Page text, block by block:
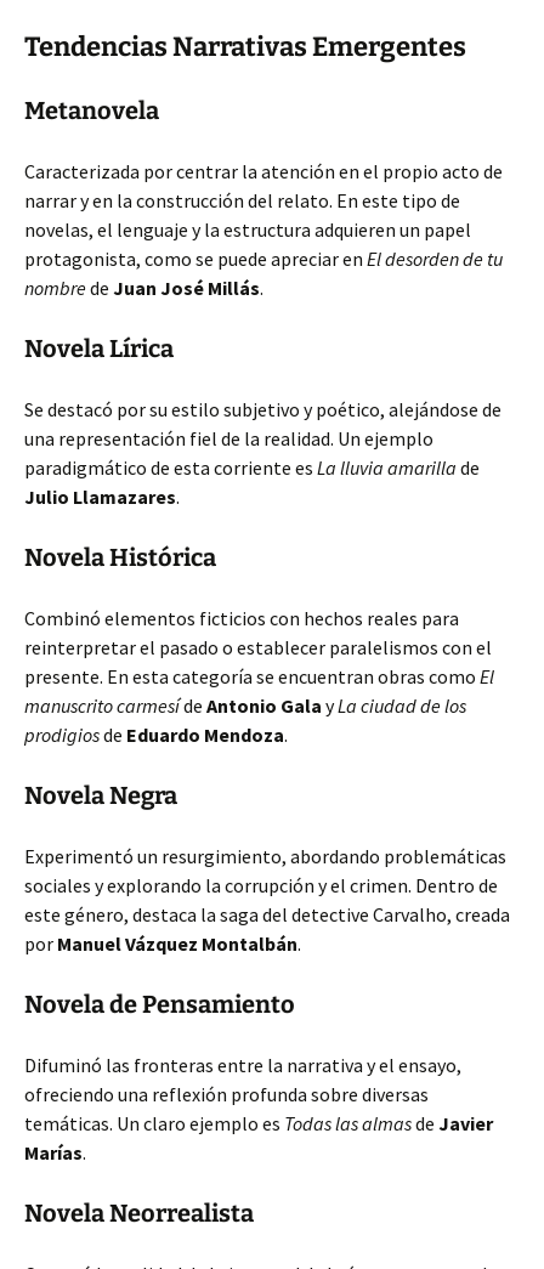
Tendencias Narrativas Emergentes
Metanovela
Caracterizada por centrar la atención en el propio acto de
narrar y en la construcción del relato. En este tipo de
novelas, el lenguaje y la estructura adquieren un papel
protagonista, como se puede apreciar en El desorden de tu
nombrede Juan José Millás.
Novela Lírica
Se destacó por su estilo subjetivo y poético, alejándose de
una representación fiel de la realidad. Un ejemplo
paradigmático de esta corriente es La lluvia amarilla de
Julio Llamazares.
Novela Histórica
Combinó elementos ficticios con hechos reales para
reinterpretar el pasado o establecer paralelismos con el
presente. En esta categoría se encuentran obras como El
manuscrito carmesíde Antonio Gala yLa ciudad de los
prodigiosde Eduardo Mendoza.
Novela Negra
Experimentó un resurgimiento, abordando problemáticas
sociales y explorando la corrupción y el crimen. Dentro de
este género, destaca la saga del detective Carvalho, creada
por Manuel Vázquez Montalbán.
Novela de Pensamiento
Difuminó las fronteras entre la narrativa y el ensayo,
ofreciendo una reflexión profunda sobre diversas
temáticas. Un claro ejemplo es Todas las almasde Javier
Marías.
Novela Neorrealista